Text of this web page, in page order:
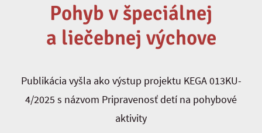
Pohyb v špeciálnej
a liečebnej výchove
Publikácia vyšla ako výstup projektu KEGA 013KU-
4/2025 s názvom Pripravenosť detí na pohybové
aktivity